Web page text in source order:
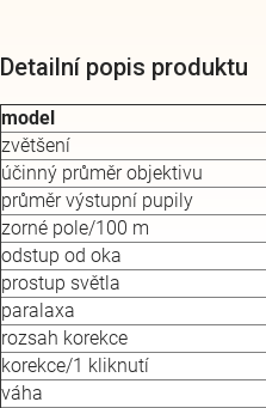
Detailní popis produktu
model
zvětšení
účinný průměr objektivu
průměr výstupní pupily
zorné pole/100 m
odstup od oka
prostup světla
paralaxa
rozsah korekce
korekce/1 kliknutí
váha